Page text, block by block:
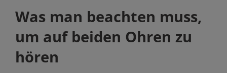
Was man beachten muss,
um auf beiden Ohren zu
hören